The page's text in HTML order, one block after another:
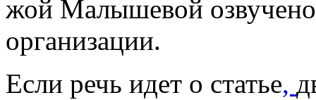
жой Малышевой
организации.
Если речь идет о статье,